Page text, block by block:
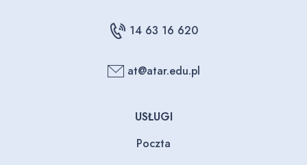
14 63 16 620
at@atar.edu.pl
USŁUGI
Poczta